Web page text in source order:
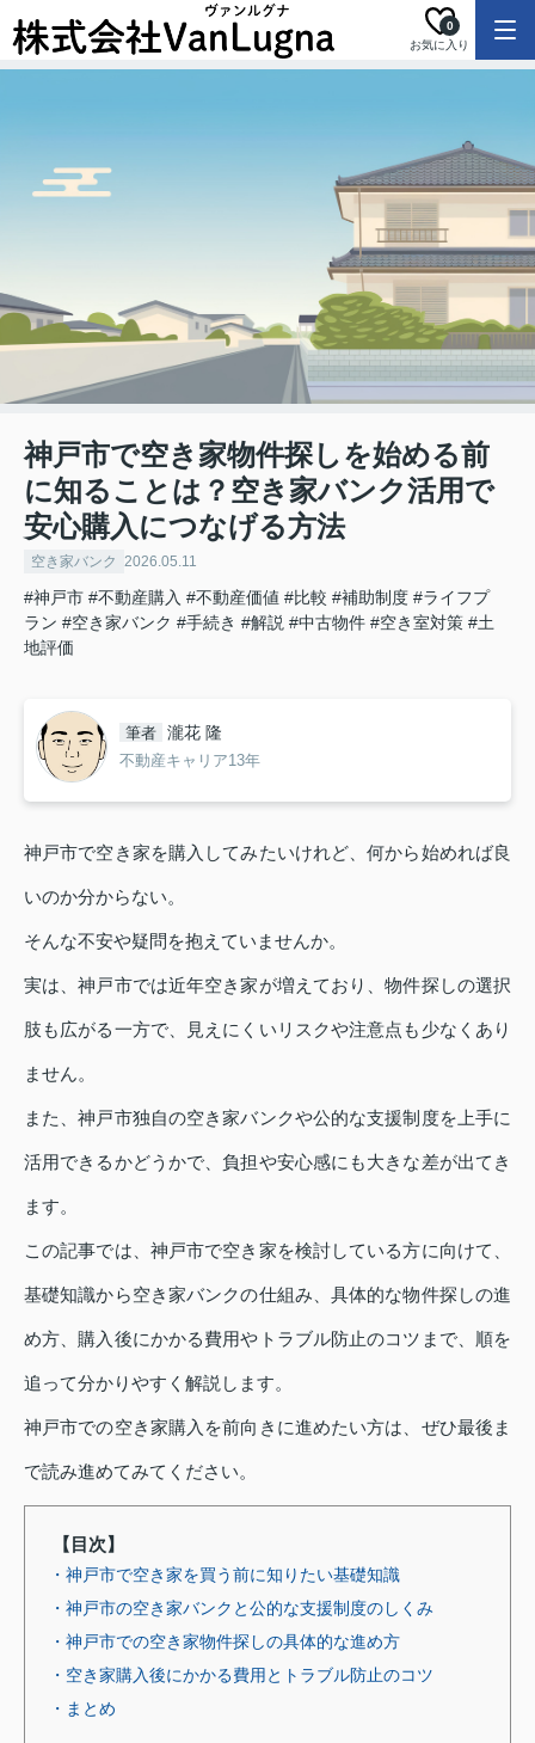
お気に入り
0
神戸市で空き家物件探しを始める前
に知ることは？空き家バンク活用で
安心購入につなげる方法
空き家バンク 2026.05.11
#神戸市 #不動産購入 #不動産価値 #比較 #補助制度 #ライフプ
ラン #空き家バンク #手続き #解説 #中古物件 #空き室対策 #土
地評価
筆者 瀧花 隆
不動産キャリア13年
神戸市で空き家を購入してみたいけれど、何から始めれば良
いのか分からない。
そんな不安や疑問を抱えていませんか。
実は、神戸市では近年空き家が増えており、物件探しの選択
肢も広がる一方で、見えにくいリスクや注意点も少なくあり
ません。
また、神戸市独自の空き家バンクや公的な支援制度を上手に
活用できるかどうかで、負担や安心感にも大きな差が出てき
ます。
この記事では、神戸市で空き家を検討している方に向けて、
基礎知識から空き家バンクの仕組み、具体的な物件探しの進
め方、購入後にかかる費用やトラブル防止のコツまで、順を
追って分かりやすく解説します。
神戸市での空き家購入を前向きに進めたい方は、ぜひ最後ま
で読み進めてみてください。
【目次】
・神戸市で空き家を買う前に知りたい基礎知識
・神戸市の空き家バンクと公的な支援制度のしくみ
・神戸市での空き家物件探しの具体的な進め方
・空き家購入後にかかる費用とトラブル防止のコツ
・まとめ